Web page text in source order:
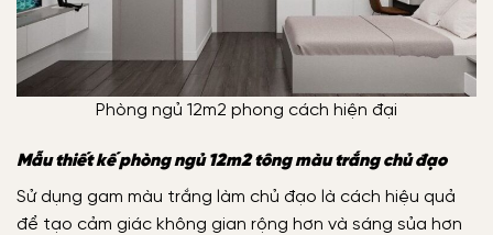
Phòng ngủ 12m2 phong cách hiện đại
Mẫu thiết kế phòng ngủ 12m2 tông màu trắng chủ đạo
Sử dụng gam màu trắng làm chủ đạo là cách hiệu quả
để tạo cảm giác không gian rộng hơn và sáng sủa hơn